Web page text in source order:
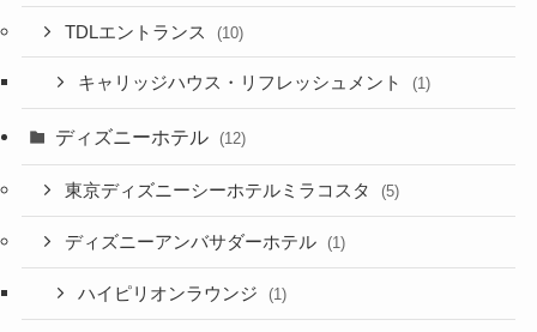
TDLエントランス (10)
キャリッジハウス・リフレッシュメント (1)
ディズニーホテル (12)
東京ディズニーシーホテルミラコスタ (5)
ディズニーアンバサダーホテル (1)
ハイピリオンラウンジ (1)